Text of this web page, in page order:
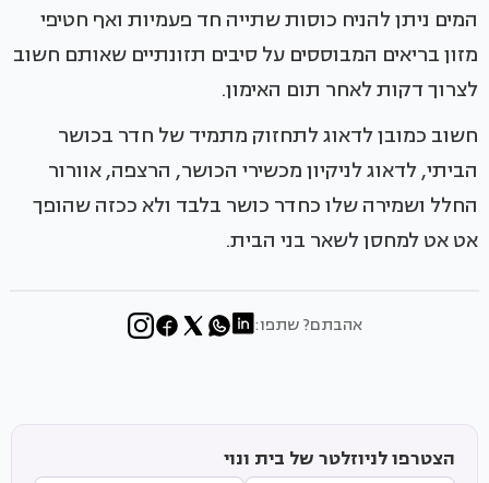
המים ניתן להניח כוסות שתייה חד פעמיות ואף חטיפי
מזון בריאים המבוססים על סיבים תזונתיים שאותם חשוב
לצרוך דקות לאחר תום האימון.
חשוב כמובן לדאוג לתחזוק מתמיד של חדר בכושר
הביתי, לדאוג לניקיון מכשירי הכושר, הרצפה, אוורור
החלל ושמירה שלו כחדר כושר בלבד ולא ככזה שהופך
אט אט למחסן לשאר בני הבית.
אהבתם? שתפו:
הצטרפו לניוזלטר של בית ונוי